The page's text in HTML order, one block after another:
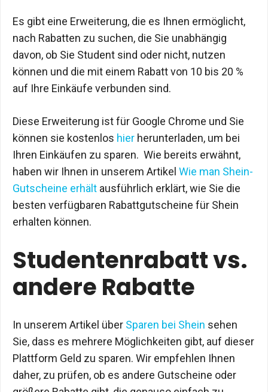
Es gibt eine Erweiterung, die es Ihnen ermöglicht,
nach Rabatten zu suchen, die Sie unabhängig
davon, ob Sie Student sind oder nicht, nutzen
können und die mit einem Rabatt von 10 bis 20 %
auf Ihre Einkäufe verbunden sind.
Diese Erweiterung ist für Google Chrome und Sie
können sie kostenlos hier herunterladen, um bei
Ihren Einkäufen zu sparen. Wie bereits erwähnt,
haben wir Ihnen in unserem Artikel Wie man Shein-
Gutscheine erhält ausführlich erklärt, wie Sie die
besten verfügbaren Rabattgutscheine für Shein
erhalten können.
Studentenrabatt vs.
andere Rabatte
In unserem Artikel über Sparen bei Shein sehen
Sie, dass es mehrere Möglichkeiten gibt, auf dieser
Plattform Geld zu sparen. Wir empfehlen Ihnen
daher, zu prüfen, ob es andere Gutscheine oder